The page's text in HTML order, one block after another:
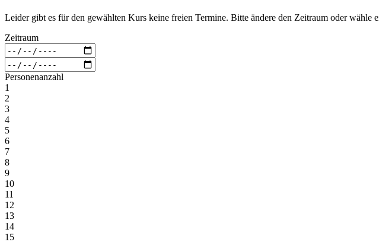
Leider gibt es für den gewählten Kurs keine freien Termine. Bitte ändere den Zeitraum oder wähle
Zeitraum
Personenanzahl
1
2
3
4
5
6
7
8
9
10
11
12
13
14
15